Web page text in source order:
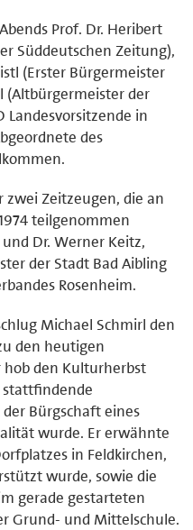
Prof. Dr. Heribert
Süddeutschen Zeitung),
(Erster Bürgermeister
(Altbürgermeister der
Landesvorsitzende in
des
zwei Zeitzeugen, die an
teilgenommen
Dr. Werner Keitz,
der Stadt Bad Aibling
Rosenheim.
Michael Schmirl den
den heutigen
hob den Kulturherbst
stattfindende
Bürgschaft eines
wurde. Er erwähnte
in Feldkirchen,
wurde, sowie die
gerade gestarteten
Grund- und Mittelschule.